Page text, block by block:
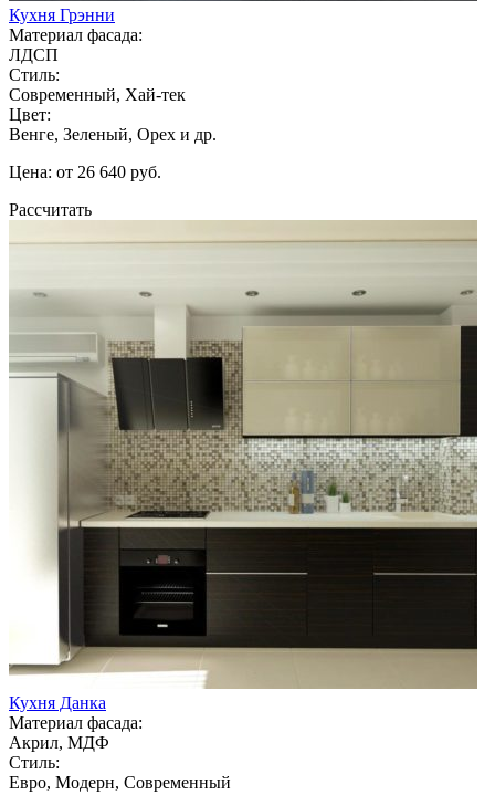
Кухня Грэнни
Материал фасада:
ЛДСП
Стиль:
Современный, Хай-тек
Цвет:
Венге, Зеленый, Орех и др.
Цена: от 26 640 руб.
Рассчитать
Кухня Данка
Материал фасада:
Акрил, МДФ
Стиль:
Евро, Модерн, Современный